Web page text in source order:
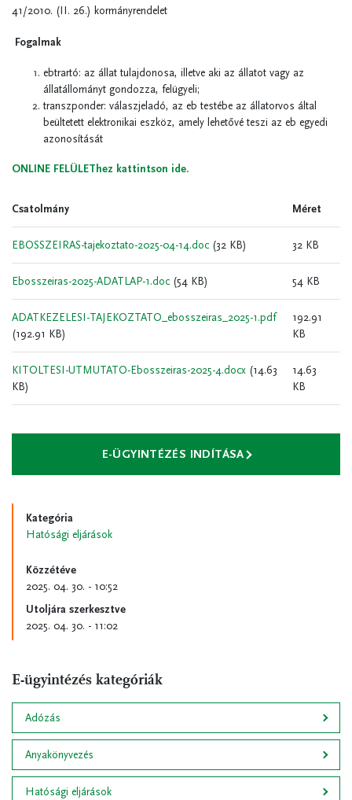
41/2010. (II. 26.) kormányrendelet
Fogalmak
ebtrartó: az állat tulajdonosa, illetve aki az állatot vagy az
állatállományt gondozza, felügyeli;
transzponder: válaszjeladó, az eb testébe az állatorvos által
beültetett elektronikai eszköz, amely lehetővé teszi az eb egyedi
azonosítását
ONLINE FELÜLEThez kattintson ide.
Csatolmány Méret
EBOSSZEIRAS-tajekoztato-2025-04-14.doc (32 KB) 32 KB
Ebosszeiras-2025-ADATLAP-1.doc (54 KB) 54 KB
ADATKEZELESI-TAJEKOZTATO_ebosszeiras_2025-1.pdf
(192.91 KB)
192.91
KB
KITOLTESI-UTMUTATO-Ebosszeiras-2025-4.docx (14.63
KB)
14.63
KB
E-ÜGYINTÉZÉS INDÍTÁSA
Kategória
Hatósági eljárások
Közzétéve
2025. 04. 30. - 10:52
Utoljára szerkesztve
2025. 04. 30. - 11:02
E-ügyintézés kategóriák
Adózás
Anyakönyvezés
Hatósági eljárások